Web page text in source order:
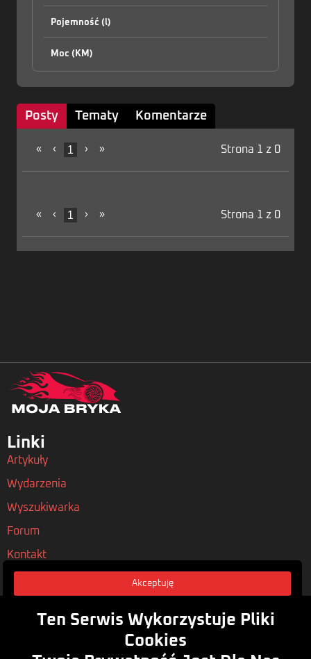
Pojemność (l)
Moc (KM)
Posty Tematy Komentarze
« ‹ 1 › » Strona 1 z 0
« ‹ 1 › » Strona 1 z 0
Linki
Artykuły
Wydarzenia
Wyszukiwarka
Forum
Kontakt
Nasze Polityki
Regulamin
Akceptuję
Ten Serwis Wykorzystuje Pliki
Cookies